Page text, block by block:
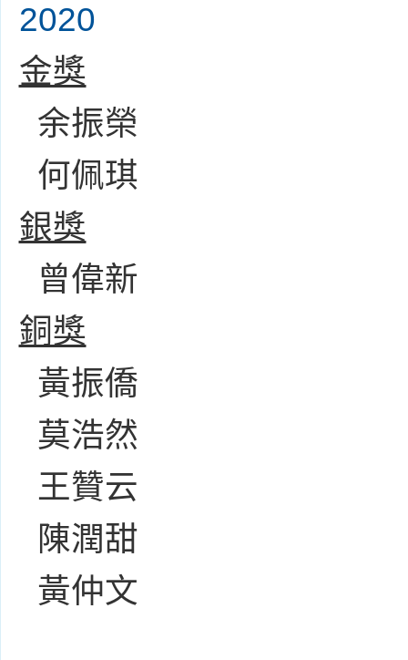
2020
金獎
余振榮
何佩琪
銀獎
曾偉新
銅獎
黃振僑
莫浩然
王贊云
陳潤甜
黃仲文